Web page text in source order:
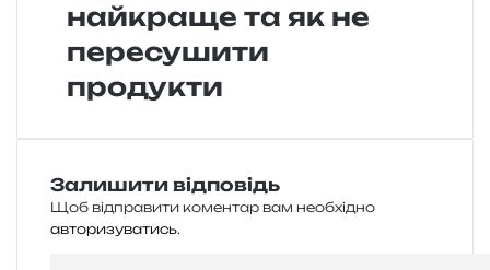
найкраще та як не
пересушити
продукти
Залишити відповідь
Щоб відправити коментар вам необхідно
авторизуватись.